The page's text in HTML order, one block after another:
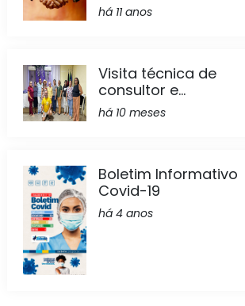
há 11 anos
Visita técnica de
consultor e...
há 10 meses
Boletim Informativo
Covid-19
há 4 anos